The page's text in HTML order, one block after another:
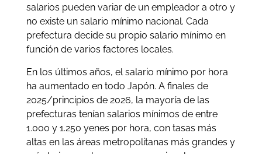
salarios pueden variar de un empleador a otro y
no existe un salario mínimo nacional. Cada
prefectura decide su propio salario mínimo en
función de varios factores locales.
En los últimos años, el salario mínimo por hora
ha aumentado en todo Japón. A finales de
2025/principios de 2026, la mayoría de las
prefecturas tenían salarios mínimos de entre
1.000 y 1.250 yenes por hora, con tasas más
altas en las áreas metropolitanas más grandes y